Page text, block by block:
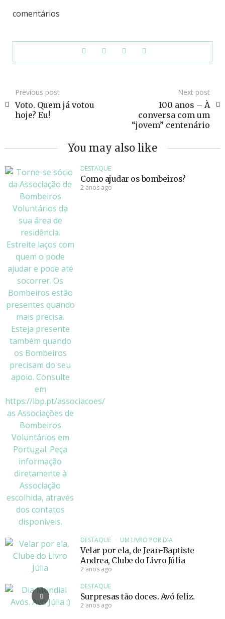
comentários
Previous post
Voto. Quem já votou
hoje? Eu!
Next post
100 anos – À
conversa com um
“jovem” centenário
You may also like
DESTAQUE
Como ajudar os bombeiros?
2 anos ago
DESTAQUE UM LIVRO POR DIA
Velar por ela, de Jean-Baptiste
Andrea, Clube do Livro Júlia
2 anos ago
DESTAQUE
Surpresas tão doces. Avó feliz.
2 anos ago